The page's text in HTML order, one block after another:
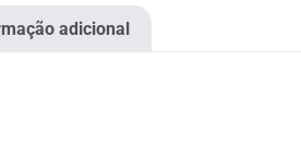
adicional